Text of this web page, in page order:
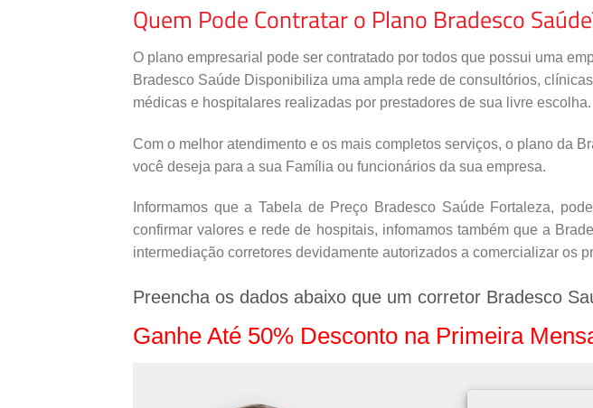
Quem Pode Contratar o Plano Bradesco
O plano empresarial pode ser contratado por todos que possui uma
Bradesco Saúde Disponibiliza uma ampla rede de consultórios,
médicas e hospitalares realizadas por prestadores de sua livre escolha.
Com o melhor atendimento e os mais completos serviços, o plano da
você deseja para a sua Família ou funcionários da sua empresa.
Informamos que a Tabela de Preço Bradesco Saúde Fortaleza,
confirmar valores e rede de hospitais, infomamos também que a
intermediação corretores devidamente autorizados a comercializar os
Preencha os dados abaixo que um corretor Bradesco
Ganhe Até 50% Desconto na Primeira